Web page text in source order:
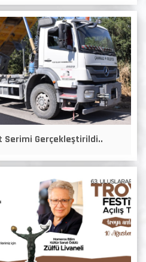
Gerçekleştirildi..